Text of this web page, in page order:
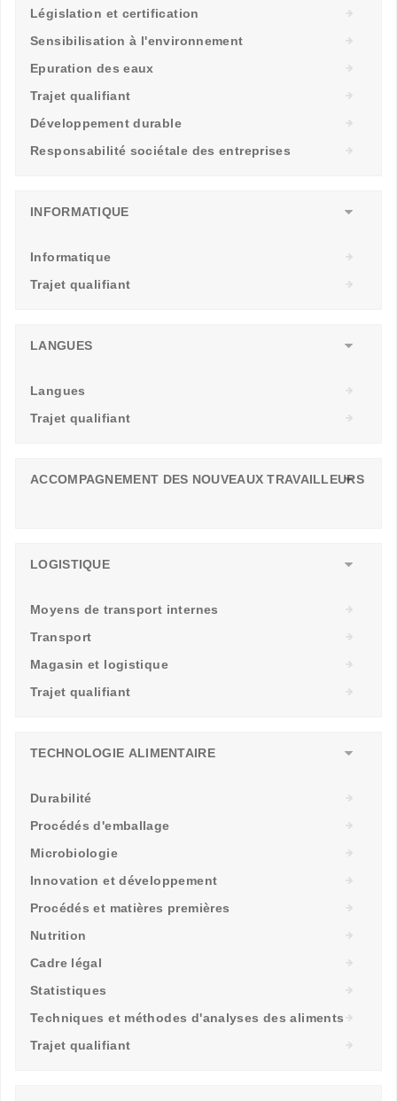
Législation et certification
Sensibilisation à l'environnement
Epuration des eaux
Trajet qualifiant
Développement durable
Responsabilité sociétale des entreprises
INFORMATIQUE
Informatique
Trajet qualifiant
LANGUES
Langues
Trajet qualifiant
ACCOMPAGNEMENT DES NOUVEAUX TRAVAILLEURS
LOGISTIQUE
Moyens de transport internes
Transport
Magasin et logistique
Trajet qualifiant
TECHNOLOGIE ALIMENTAIRE
Durabilité
Procédés d'emballage
Microbiologie
Innovation et développement
Procédés et matières premières
Nutrition
Cadre légal
Statistiques
Techniques et méthodes d'analyses des aliments
Trajet qualifiant